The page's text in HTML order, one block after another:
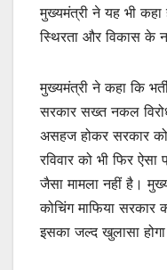
मुख्यमंत्री ने यह भी
स्थिरता और विकास के
मुख्यमंत्री ने कहा कि
सरकार सख्त नकल
असहज होकर सरकार
रविवार को भी फिर
जैसा मामला नहीं है।
कोचिंग माफिया
इसका जल्द खुलासा